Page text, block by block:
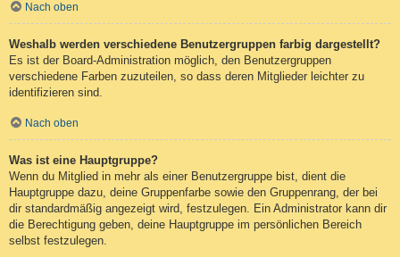
Nach oben
Weshalb werden verschiedene Benutzergruppen farbig dargestellt?
Es ist der Board-Administration möglich, den Benutzergruppen
verschiedene Farben zuzuteilen, so dass deren Mitglieder leichter zu
identifizieren sind.
Nach oben
Was ist eine Hauptgruppe?
Wenn du Mitglied in mehr als einer Benutzergruppe bist, dient die
Hauptgruppe dazu, deine Gruppenfarbe sowie den Gruppenrang, der bei
dir standardmäßig angezeigt wird, festzulegen. Ein Administrator kann dir
die Berechtigung geben, deine Hauptgruppe im persönlichen Bereich
selbst festzulegen.